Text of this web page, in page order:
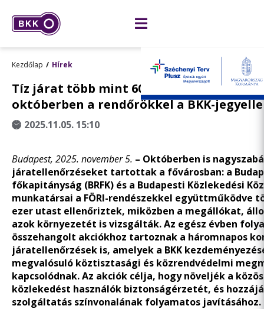
Kezdőlap Hírek
Tíz járat több mint 60 ezer utasát
októberben a rendőrökkel a BKK-
2025.11.05. 15:10
Budapest, 2025. november 5. – Októberben is
járatellenőrzéseket tartottak a fővárosban: a
főkapitányság (BRFK) és a Budapesti Közlekedési
munkatársai a FÖRI-rendészekkel együttműködve
ezer utast ellenőriztek, miközben a megállókat,
azok környezetét is vizsgálták. Az egész évben
összehangolt akciókhoz tartoznak a háromnapos
járatellenőrzések is, amelyek a BKK
megvalósuló köztisztasági és közrendvédelmi
kapcsolódnak. Az akciók célja, hogy növeljék a
közlekedést használók biztonságérzetét, és
szolgáltatás színvonalának folyamatos javításához.